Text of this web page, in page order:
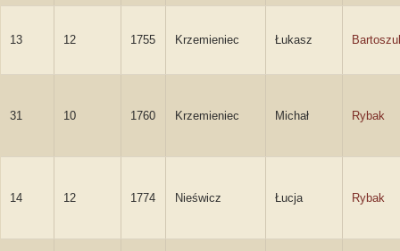
13 12 1755 Krzemieniec Łukasz
31 10 1760 Krzemieniec Michał Rybak
14 12 1774 Nieświcz Łucja Rybak